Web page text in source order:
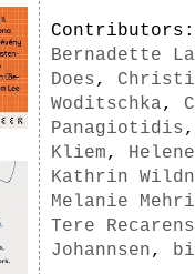
Contributors:
Bernadette
Does,
Woditschka,
Panagiotidis,
Kliem,
Kathrin
Melanie
Tere Recarens
Johannsen,